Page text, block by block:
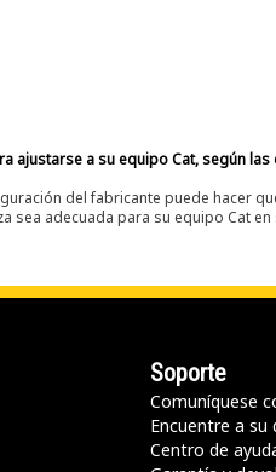
ajustarse a su equipo Cat, según
del fabricante puede hacer
sea adecuada para su equipo Cat
Soporte
Comuníquese
Encuentre a su
Centro de